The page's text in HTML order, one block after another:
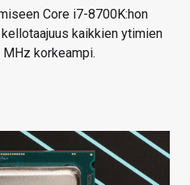
Core i7-8700K:hon
kaikkien ytimien
korkeampi.